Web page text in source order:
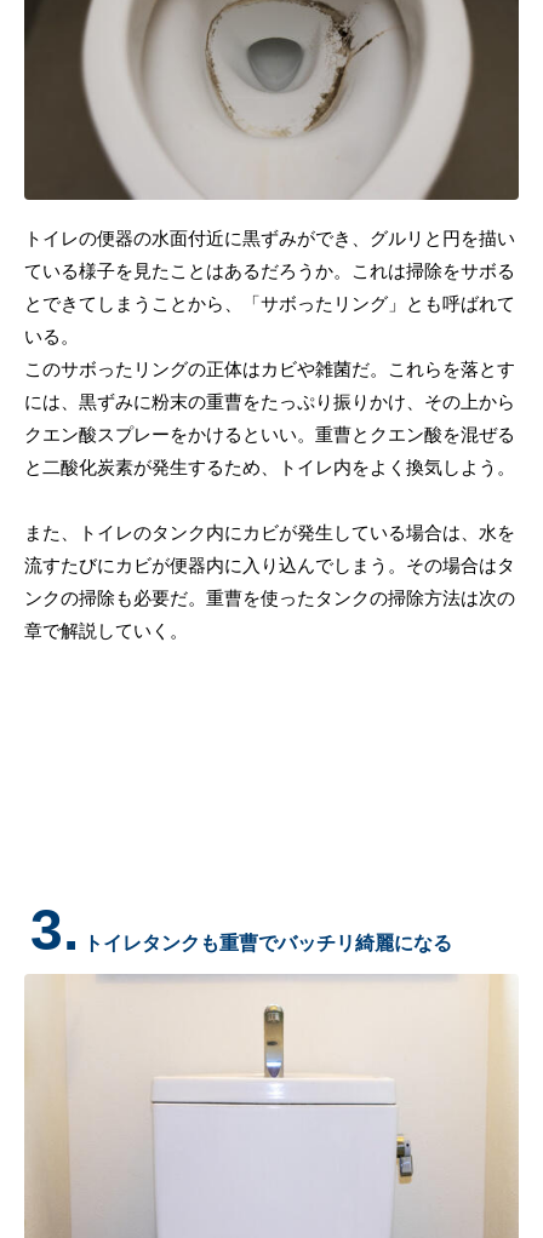
トイレの便器の水面付近に黒ずみができ、グルリと円を描い
ている様子を見たことはあるだろうか。これは掃除をサボる
とできてしまうことから、「サボったリング」とも呼ばれて
いる。
このサボったリングの正体はカビや雑菌だ。これらを落とす
には、黒ずみに粉末の重曹をたっぷり振りかけ、その上から
クエン酸スプレーをかけるといい。重曹とクエン酸を混ぜる
と二酸化炭素が発生するため、トイレ内をよく換気しよう。
また、トイレのタンク内にカビが発生している場合は、水を
流すたびにカビが便器内に入り込んでしまう。その場合はタ
ンクの掃除も必要だ。重曹を使ったタンクの掃除方法は次の
章で解説していく。
3. トイレタンクも重曹でバッチリ綺麗になる